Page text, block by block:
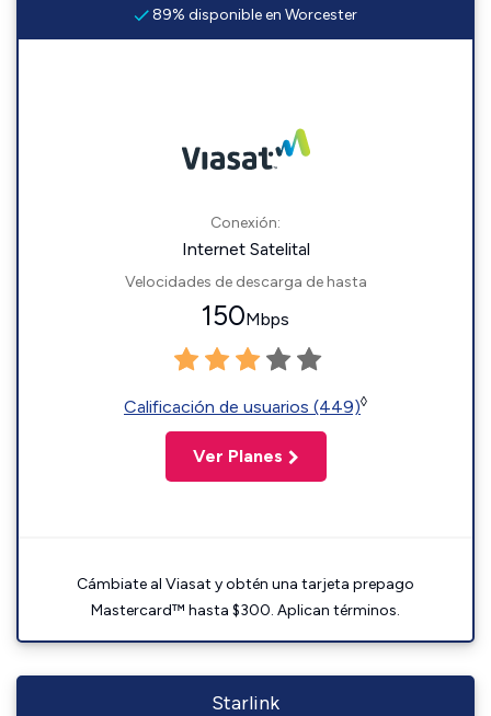
89% disponible en Worcester
Conexión:
Internet Satelital
Velocidades de descarga de hasta
150Mbps
Calificación de usuarios (449)◊
Ver Planes
Cámbiate al Viasat y obtén una tarjeta prepago
Mastercard™ hasta $300. Aplican términos.
Starlink